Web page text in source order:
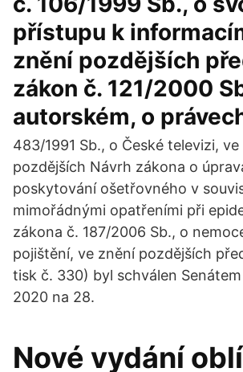
přístupu k
znění pozdějších
zákon č. 121/2000
autorském, o
483/1991 Sb., o České televizi,
pozdějších Návrh zákona o
poskytování ošetřovného v
mimořádnými opatřeními při
zákona č. 187/2006 Sb., o
pojištění, ve znění pozdějších
tisk č. 330) byl schválen
2020 na 28.
Nové vydání